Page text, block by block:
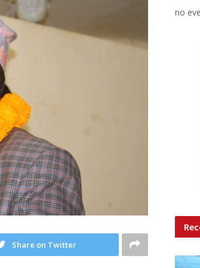
Share on Twitter
no